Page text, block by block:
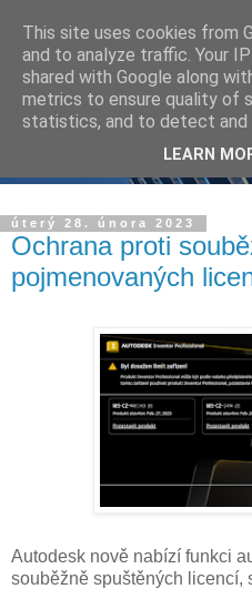
úterý 28. února 2023
Ochrana proti
pojmenovaných
Autodesk nově nabízí funkci
souběžně spuštěných licencí,
This site uses cookies from
and to analyze traffic. Your
shared with Google along
metrics to ensure quality of
statistics, and to detect and
LEARN